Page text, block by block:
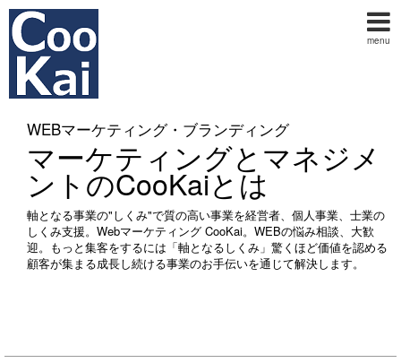
menu
WEBマーケティング・ブランディング
マーケティングとマネジメ
ントのCooKaiとは
軸となる事業の"しくみ"で質の高い事業を経営者、個人事業、士業の
しくみ支援。Webマーケティング CooKai。WEBの悩み相談、大歓
迎。もっと集客をするには「軸となるしくみ」驚くほど価値を認める
顧客が集まる成長し続ける事業のお手伝いを通じて解決します。